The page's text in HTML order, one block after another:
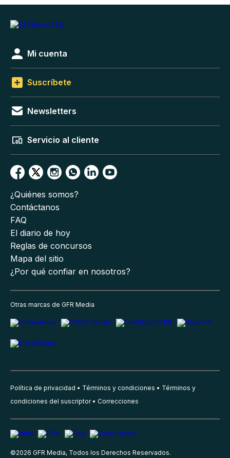
Mi cuenta
Suscríbete
Newsletters
Servicio al cliente
¿Quiénes somos?
Contáctanos
FAQ
El diario de hoy
Reglas de concursos
Mapa del sitio
¿Por qué confiar en nosotros?
Otras marcas de GFR Media
Política de privacidad Términos y condiciones
Términos y
condiciones del suscriptor
Correcciones
©2026 GFR Media, Todos los Derechos Reservados.